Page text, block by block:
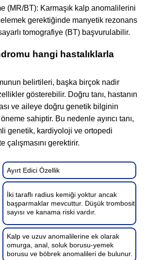
(MR/BT): Karmaşık kalp anomalilerini
gerektiğinde manyetik rezonans
tomografiye (BT) başvurulabilir.
hangi hastalıklarla
belirtileri, başka birçok nadir
gösterebilir. Doğru tanı, hastanın
ve aileye doğru genetik bilginin
sahiptir. Bu nedenle ayırıcı tanı,
genetik, kardiyoloji ve ortopedi
çalışmasını gerektirir.
Ayırt Edici Özellik
İki taraflı radius kemiği yoktur ancak
başparmaklar mevcuttur. Düşük trombosit
sayısı ve kanama riski vardır.
Kalp ve uzuv anomalilerine ek olarak
omurga, anal, soluk borusu-yemek
borusu ve böbrek anomalileri de bulunur.